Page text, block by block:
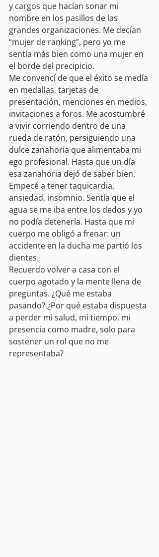
y cargos que hacían sonar mi
nombre en los pasillos de las
grandes organizaciones. Me decían
“mujer de ranking”, pero yo me
sentía más bien como una mujer en
el borde del precipicio.
Me convencí de que el éxito se medía
en medallas, tarjetas de
presentación, menciones en medios,
invitaciones a foros. Me acostumbré
a vivir corriendo dentro de una
rueda de ratón, persiguiendo una
dulce zanahoria que alimentaba mi
ego profesional. Hasta que un día
esa zanahoria dejó de saber bien.
Empecé a tener taquicardia,
ansiedad, insomnio. Sentía que el
agua se me iba entre los dedos y yo
no podía detenerla. Hasta que mi
cuerpo me obligó a frenar: un
accidente en la ducha me partió los
dientes.
Recuerdo volver a casa con el
cuerpo agotado y la mente llena de
preguntas. ¿Qué me estaba
pasando? ¿Por qué estaba dispuesta
a perder mi salud, mi tiempo, mi
presencia como madre, solo para
sostener un rol que no me
representaba?